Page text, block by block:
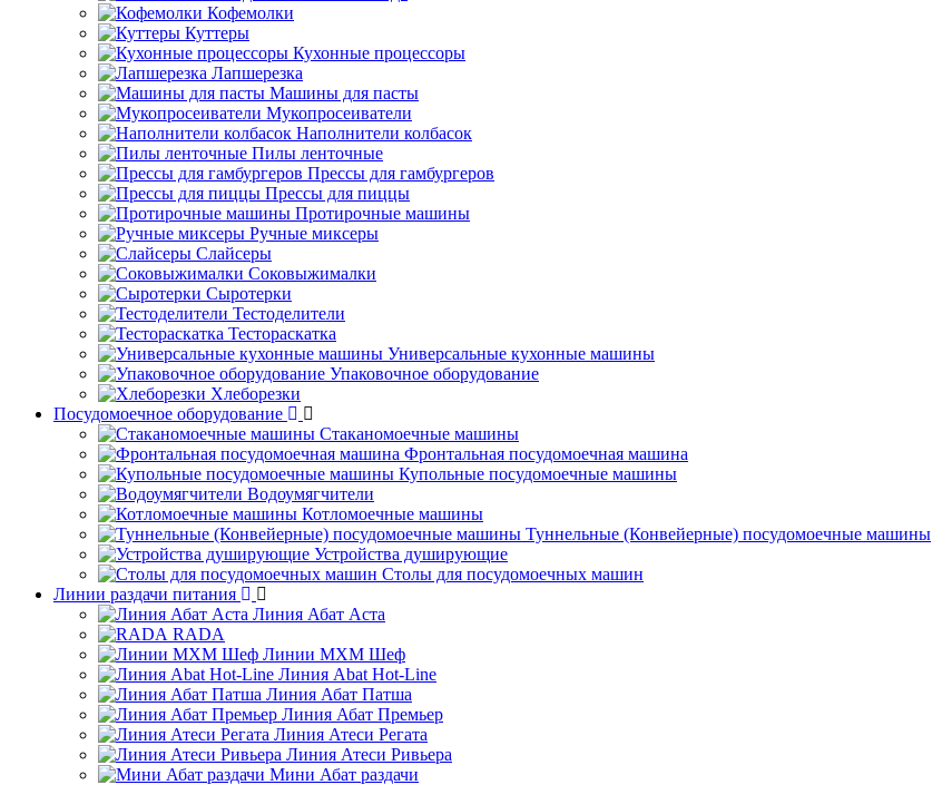
Кофемолки
Куттеры
Кухонные процессоры
Лапшерезка
Машины для пасты
Мукопросеиватели
Наполнители колбасок
Пилы ленточные
Прессы для гамбургеров
Прессы для пиццы
Протирочные машины
Ручные миксеры
Слайсеры
Соковыжималки
Сыротерки
Тестоделители
Тестораскатка
Универсальные кухонные машины
Упаковочное оборудование
Хлеборезки
Посудомоечное оборудование
Стаканомоечные машины
Фронтальная посудомоечная машина
Купольные посудомоечные машины
Водоумягчители
Котломоечные машины
Туннельные (Конвейерные) посудомоечные машины
Устройства душирующие
Столы для посудомоечных машин
Линии раздачи питания
Линия Абат Аста
RADA
Линии МХМ Шеф
Линия Abat Hot-Line
Линия Абат Патша
Линия Абат Премьер
Линия Атеси Регата
Линия Атеси Ривьера
Мини Абат раздачи